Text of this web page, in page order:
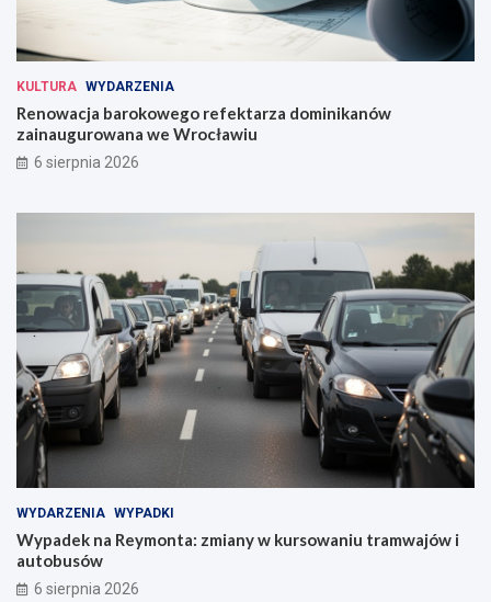
KULTURA WYDARZENIA
Renowacja barokowego refektarza dominikanów
zainaugurowana we Wrocławiu
6 sierpnia 2026
WYDARZENIA WYPADKI
Wypadek na Reymonta: zmiany w kursowaniu tramwajów i
autobusów
6 sierpnia 2026